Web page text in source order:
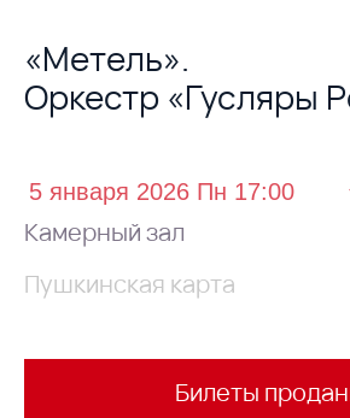
«Метель».
Оркестр «Гусляры
Камерный зал
Пушкинская карта
Билеты